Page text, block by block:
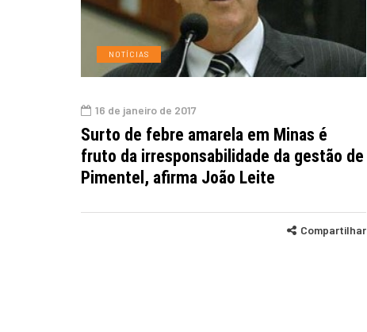
NOTÍCIAS
16 de janeiro de 2017
Surto de febre amarela em Minas é
fruto da irresponsabilidade da gestão de
Pimentel, afirma João Leite
Compartilhar